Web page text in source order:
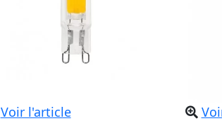
Voir l'article